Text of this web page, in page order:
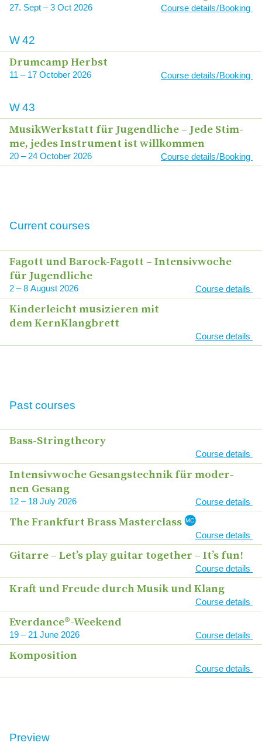
27 Sept – 3 Oct 2026 Course details / Booking
W42
Drum­camp Herbst
11 – 17 2026 Course details / Booking
W43
Musik­Werk­statt für Jugend­li­che – Jede Stim­
me, jedes Instru­ment ist willkommen
20 – 24 2026 Course details / Booking
Current courses
Course
Date
Link
Fagott und Barock-Fagott – Inten­siv­wo­che
für Jugendliche
2 – 8 2026 Course details
Kin­der­leicht musi­zie­ren mit
dem KernKlangbrett
Course details
Date
Past courses
Course
Link
Bass-String­theo­ry
Course details
Inten­siv­wo­che Gesangs­tech­nik für moder­
nen Gesang
12 – 18 2026 Course details
The Frank­furt Brass Masterclass MC
Course details
Gitar­re – Let’s play gui­tar tog­e­ther – It’s fun!
Course details
Kraft und Freu­de durch Musik und Klang
Course details
Everdance®-Weekend
19 – 21 2026 Course details
Kom­po­si­ti­on
Course details
Date
Preview